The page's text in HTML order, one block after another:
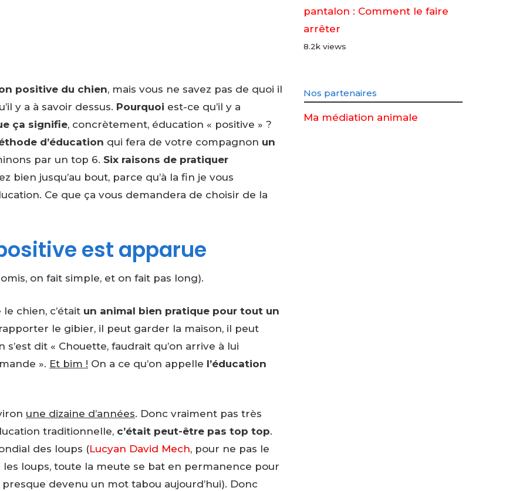
positive du chien, mais vous ne savez pas de quoi il
y a à savoir dessus. Pourquoi est-ce qu’il y a
ça signifie, concrètement, éducation « positive » ?
d’éducation qui fera de votre compagnon un
par un top 6. Six raisons de pratiquer
bien jusqu’au bout, parce qu’à la fin je vous
Ce que ça vous demandera de choisir de la
est apparue
on fait simple, et on fait pas long).
chien, c’était un animal bien pratique pour tout un
le gibier, il peut garder la maison, il peut
dit « Chouette, faudrait qu’on arrive à lui
». Et bim ! On a ce qu’on appelle l’éducation
une dizaine d’années. Donc vraiment pas très
traditionnelle, c’était peut-être pas top top.
des loups (Lucyan David Mech, pour ne pas le
loups, toute la meute se bat en permanence pour
presque devenu un mot tabou aujourd’hui). Donc
pantalon : Comment le faire
arrêter
8.2k views
Nos partenaires
Ma médiation animale